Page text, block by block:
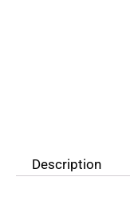
Description